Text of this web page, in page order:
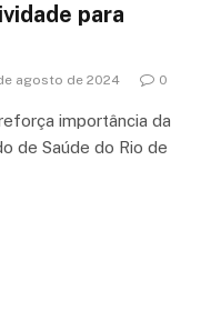
para
agosto de 2024 0
importância da
de Saúde do Rio de